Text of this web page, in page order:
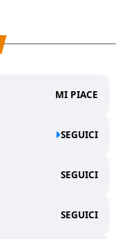
MI PIACE
SEGUICI
SEGUICI
SEGUICI